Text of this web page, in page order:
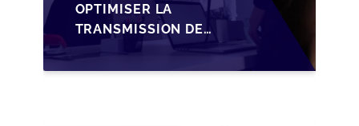
OPTIMISER LA
TRANSMISSION DE
PME
LUXEMBOURGEOISES